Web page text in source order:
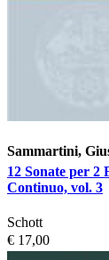
Sammartini,
12 Sonate per 2
Continuo, vol. 3
Schott
€ 17,00